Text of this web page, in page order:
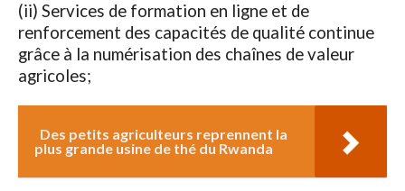
(ii) Services de formation en ligne et de
renforcement des capacités de qualité continue
grâce à la numérisation des chaînes de valeur
agricoles;
Des petits agriculteurs reprennent la
plus grande usine de thé du Rwanda